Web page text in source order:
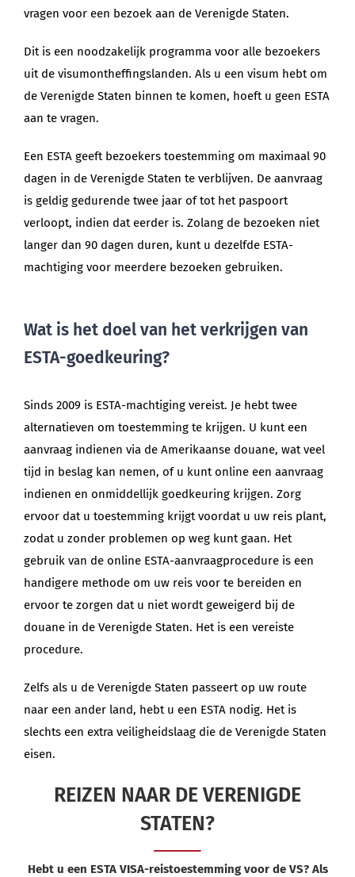
vragen voor een bezoek aan de Verenigde Staten.
Dit is een noodzakelijk programma voor alle bezoekers
uit de visumontheffingslanden. Als u een visum hebt om
de Verenigde Staten binnen te komen, hoeft u geen ESTA
aan te vragen.
Een ESTA geeft bezoekers toestemming om maximaal 90
dagen in de Verenigde Staten te verblijven. De aanvraag
is geldig gedurende twee jaar of tot het paspoort
verloopt, indien dat eerder is. Zolang de bezoeken niet
langer dan 90 dagen duren, kunt u dezelfde ESTA-
machtiging voor meerdere bezoeken gebruiken.
Wat is het doel van het verkrijgen van
ESTA-goedkeuring?
Sinds 2009 is ESTA-machtiging vereist. Je hebt twee
alternatieven om toestemming te krijgen. U kunt een
aanvraag indienen via de Amerikaanse douane, wat veel
tijd in beslag kan nemen, of u kunt online een aanvraag
indienen en onmiddellijk goedkeuring krijgen. Zorg
ervoor dat u toestemming krijgt voordat u uw reis plant,
zodat u zonder problemen op weg kunt gaan. Het
gebruik van de online ESTA-aanvraagprocedure is een
handigere methode om uw reis voor te bereiden en
ervoor te zorgen dat u niet wordt geweigerd bij de
douane in de Verenigde Staten. Het is een vereiste
procedure.
Zelfs als u de Verenigde Staten passeert op uw route
naar een ander land, hebt u een ESTA nodig. Het is
slechts een extra veiligheidslaag die de Verenigde Staten
eisen.
REIZEN NAAR DE VERENIGDE
STATEN?
Hebt u een ESTA VISA-reistoestemming voor de VS? Als